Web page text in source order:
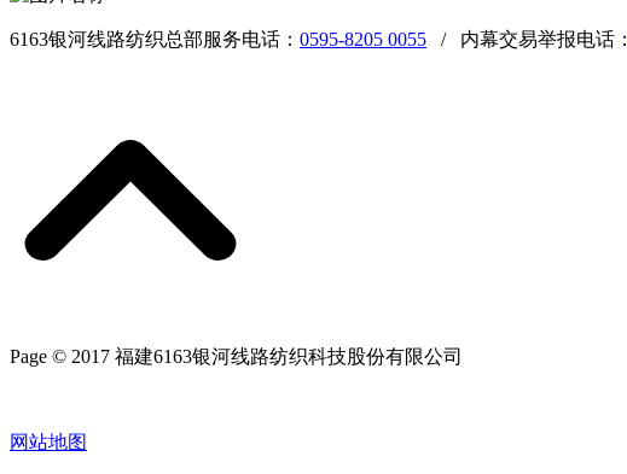
6163银河线路纺织总部服务电话： 0595-8205 0055 / 内幕交易举报电话：
Page © 2017 福建6163银河线路纺织科技股份有限公司
网站地图